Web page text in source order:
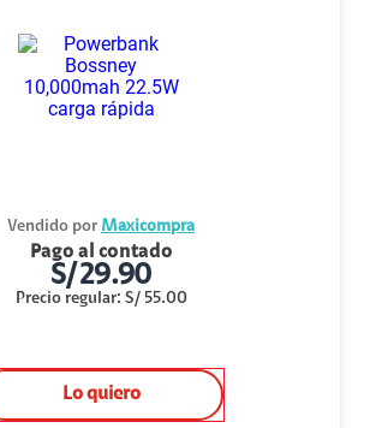
Vendido por Maxicompra
Pago al contado
S/29.90
Precio regular: S/ 55.00
Lo quiero